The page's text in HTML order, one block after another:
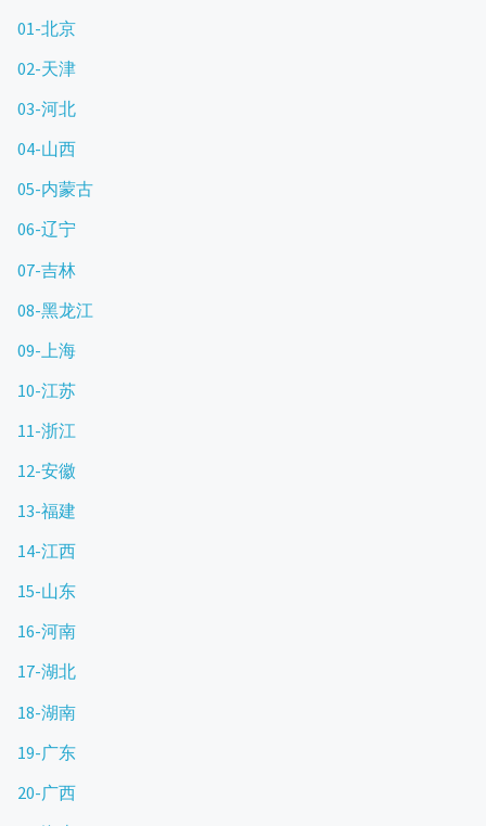
01-北京
02-天津
03-河北
04-山西
05-内蒙古
06-辽宁
07-吉林
08-黑龙江
09-上海
10-江苏
11-浙江
12-安徽
13-福建
14-江西
15-山东
16-河南
17-湖北
18-湖南
19-广东
20-广西